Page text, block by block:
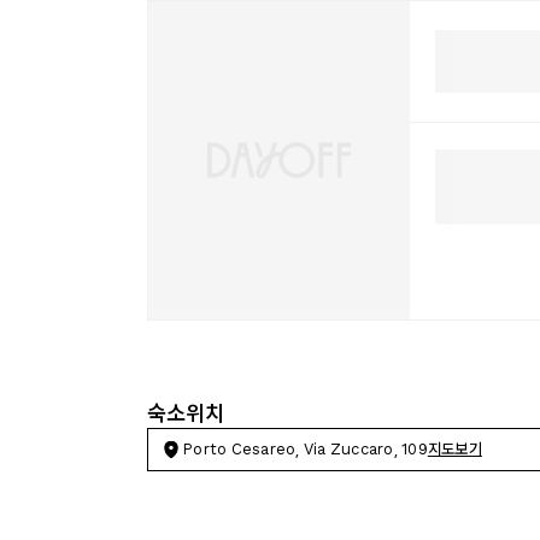
숙소위치
Porto Cesareo, Via Zuccaro, 109지도보기